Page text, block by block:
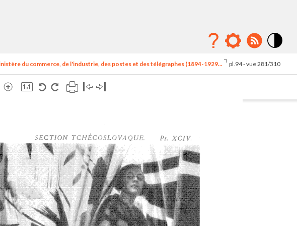
élévé
du commerce, de l'industrie, des postes et des télégraphes (1894-1929... pl.94 - vue 281/310